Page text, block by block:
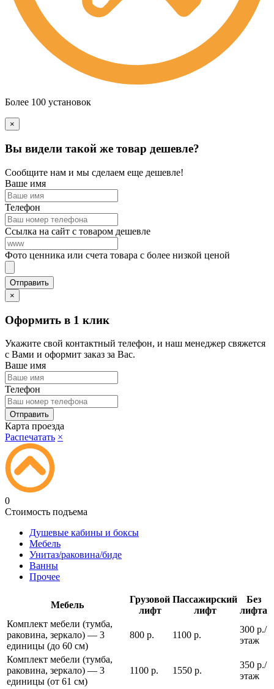
Более 100 установок
×
Вы видели такой же товар дешевле?
Сообщите нам и мы сделаем еще дешевле!
Ваше имя
Телефон
Ссылка на сайт с товаром дешевле
Фото ценника или счета товара с более низкой ценой
×
Оформить в 1 клик
Укажите свой контактный телефон, и наш менеджер свяжется
с Вами и оформит заказ за Вас.
Ваше имя
Телефон
Карта проезда
Распечатать ×
0
Стоимость подъема
Душевые кабины и боксы
Мебель
Унитаз/раковина/биде
Ванны
Прочее
Мебель
Грузовой
лифт
Пассажирский
лифт
Без
лифта
Комплект мебели (тумба,
раковина, зеркало) — 3
единицы (до 60 см)
800 р. 1100 р.
300 р./
этаж
Комплект мебели (тумба,
раковина, зеркало) — 3
единицы (от 61 см)
1100 р. 1550 р.
350 р./
этаж